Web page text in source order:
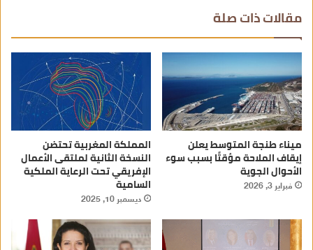
مقالات ذات صلة
ميناء طنجة المتوسط يعلن
إيقاف الملاحة مؤقتًا بسبب سوء
الأحوال الجوية
فبراير 3, 2026
المملكة المغربية تحتضن
النسخة الثانية لملتقى الأعمال
الإفريقي تحت الرعاية الملكية
السامية
ديسمبر 10, 2025